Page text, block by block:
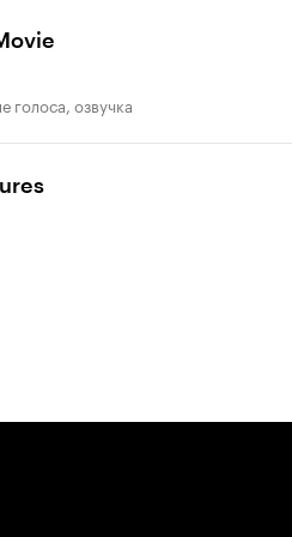
голоса, озвучка